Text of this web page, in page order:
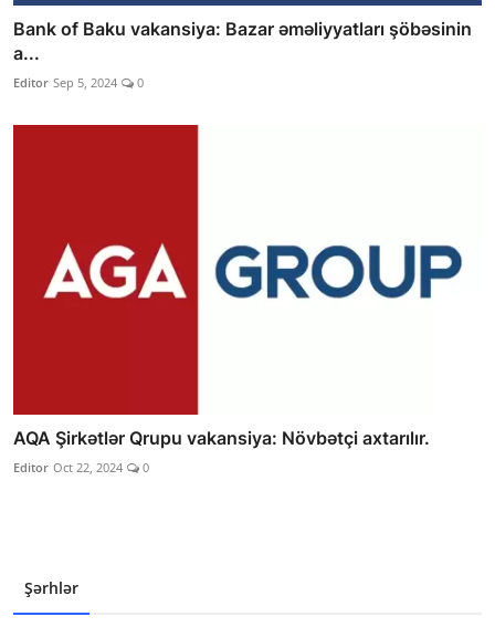
Bank of Baku vakansiya: Bazar əməliyyatları şöbəsinin
a...
Editor Sep 5, 2024 0
AQA Şirkətlər Qrupu vakansiya: Növbətçi axtarılır.
Editor Oct 22, 2024 0
Şərhlər